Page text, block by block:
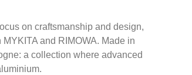
on craftsmanship and design,
and RIMOWA. Made in
a collection where advanced